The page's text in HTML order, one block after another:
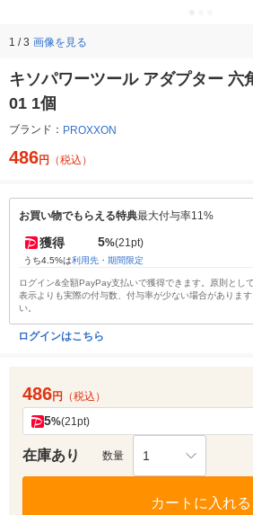
1 / 3 画像を見る
キソパワーツール アダプター
01 1個
ブランド： PROXXON
486円 （税込）
お買い物でもらえる特典最大付与率11%
獲得 5%(21pt)
うち4.5%は利用先・期間限定
ログイン&全額PayPay支払いで獲得できます。原則とし
表示よりも実際の付与数、付与率が少ない場合がありま
い。
ログインはこちら
486円 （税込）
5%(21pt)
在庫あり 数量 1
カートに入れる